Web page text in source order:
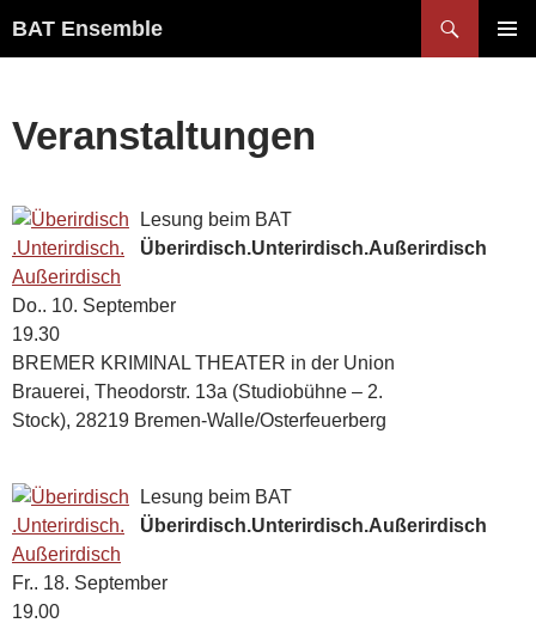
Inhalt
BAT Ensemble
Veranstaltungen
Lesung beim BAT
Überirdisch.Unterirdisch.Außerirdisch
Do.. 10. September
19.30
BREMER KRIMINAL THEATER in der Union
Brauerei Theodorstr. 13a (Studiobühne – 2.
Stock), 28219 Bremen-Walle/Osterfeuerberg
Lesung beim BAT
Überirdisch.Unterirdisch.Außerirdisch
Fr.. 18. September
19.00